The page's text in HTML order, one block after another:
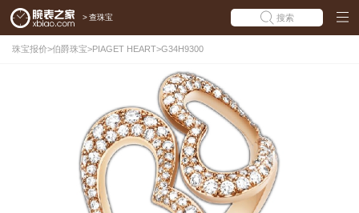
> 查珠宝 搜索
珠宝报价>伯爵珠宝>PIAGET HEART>G34H9300